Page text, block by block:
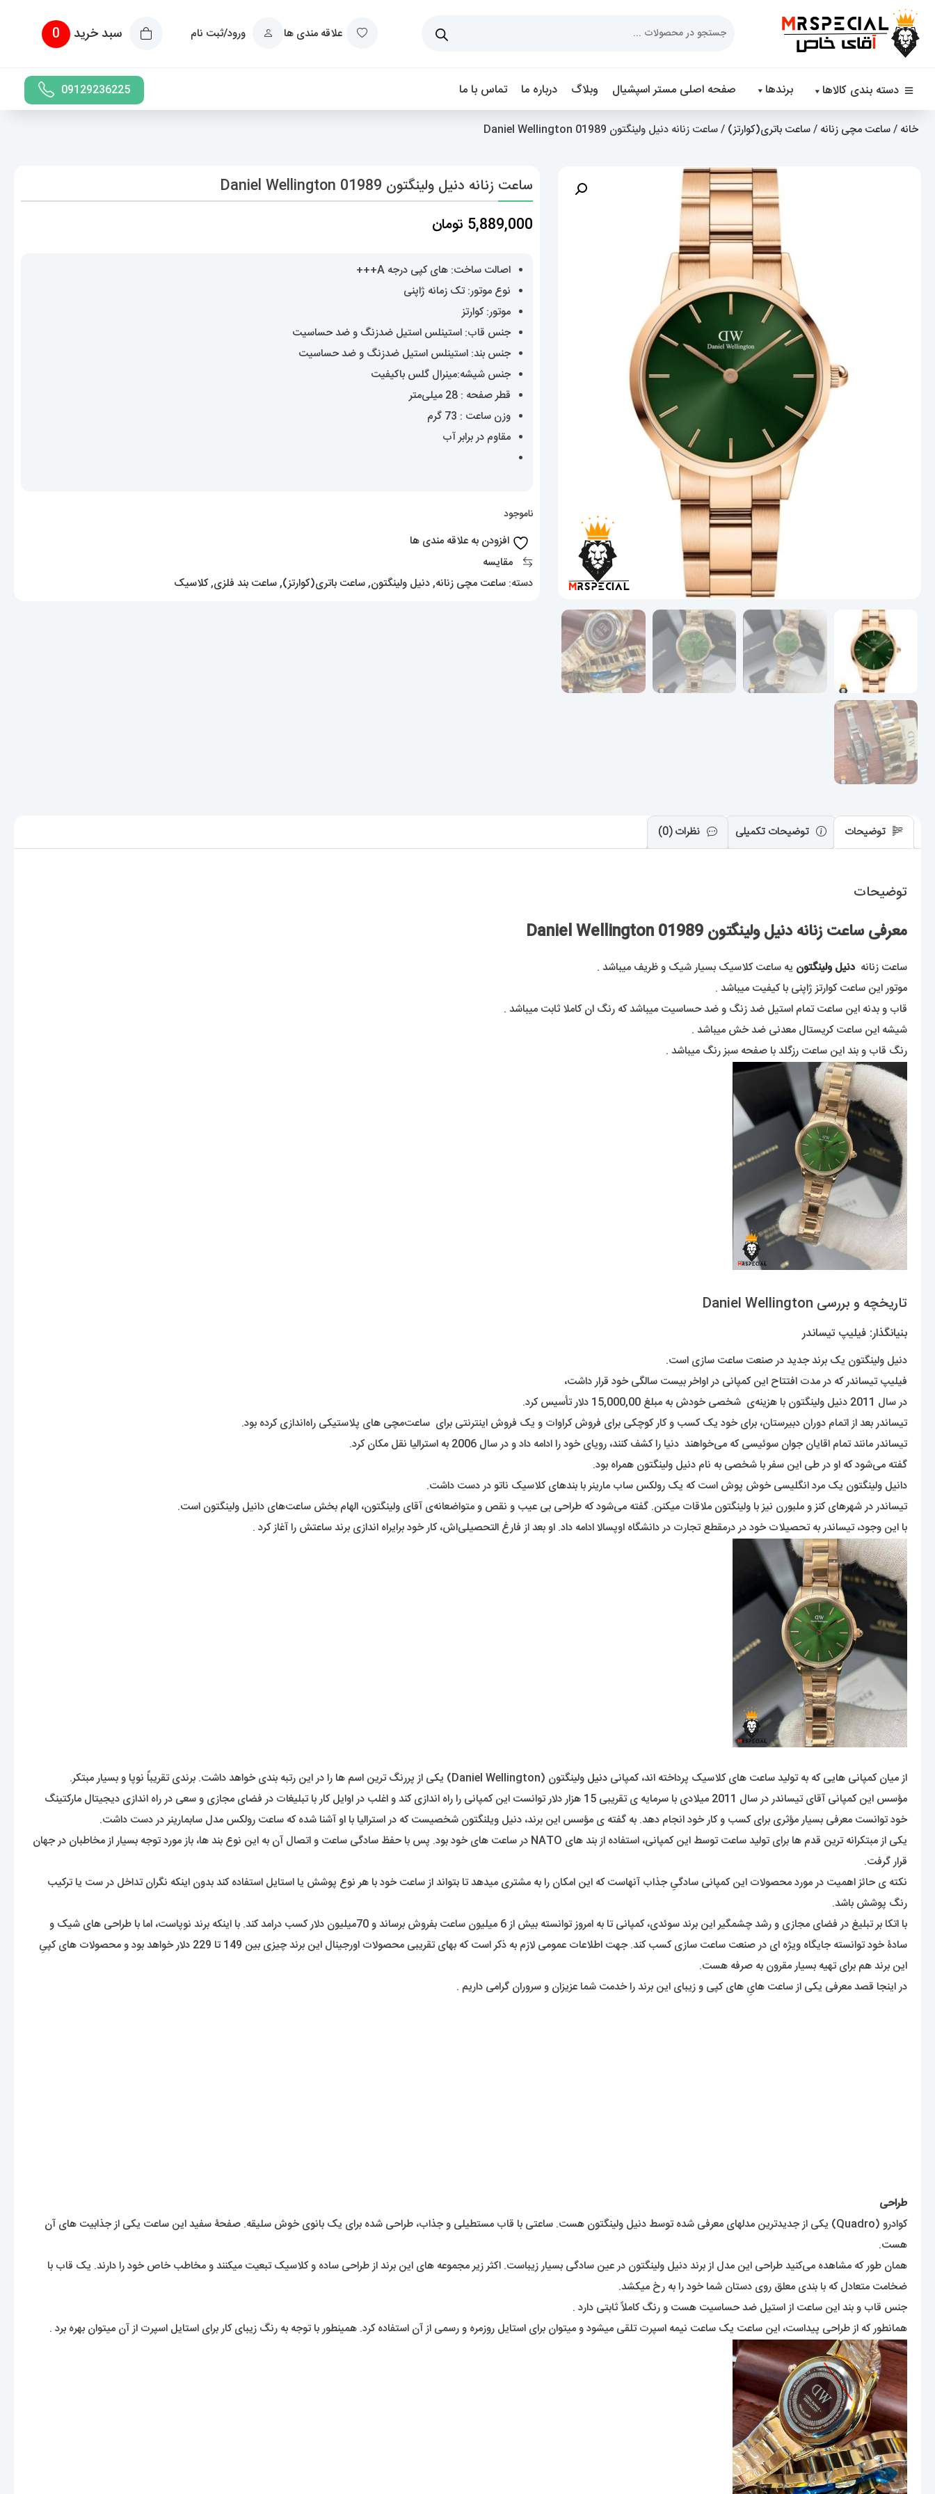
علاقه مندی ها ورود/ثبت نام سبد خرید 0
دسته بندی کالاها برندها صفحه اصلی مستر اسپشیال وبلاگ درباره ما تماس با ما 09129236225
خانه /ساعت مچی زنانه /ساعت باتری(کوارتز) / ساعت زنانه دنیل ولینگتون Daniel Wellington 01989
ساعت زنانه دنیل ولینگتون Daniel Wellington 01989
5,889,000 تومان
اصالت ساخت: های کپی درجه A+++
نوع موتور: تک زمانه ژاپنی
موتور: کوارتز
جنس قاب: استینلس استیل ضدزنگ و ضد حساسیت
جنس بند: استینلس استیل ضدزنگ و ضد حساسیت
جنس شیشه:مینرال گلس باکیفیت
قطر صفحه : 28 میلی‌متر
وزن ساعت : 73 گرم
مقاوم در برابر آب
ناموجود
افزودن به علاقه مندی ها
مقایسه
دسته: ساعت مچی زنانه,دنیل ولینگتون,ساعت باتری(کوارتز),ساعت بند فلزی,کلاسیک
توضیحات توضیحات تکمیلی نظرات (0)
توضیحات
معرفی ساعت زنانه دنیل ولینگتون Daniel Wellington 01989
ساعت زنانه دنیل ولینگتون یه ساعت کلاسیک بسیار شیک و ظریف میباشد .
موتور این ساعت کوارتز ژاپنی با کیفیت میباشد .
قاب و بدنه این ساعت تمام استیل ضد زنگ و ضد حساسیت میباشد که رنگ ان کاملا ثابت میباشد .
شیشه این ساعت کریستال معدنی ضد خش میباشد .
رنگ قاب و بند این ساعت رزگلد با صفحه سبز رنگ میباشد .
تاریخچه و بررسی Daniel Wellington
بنیانگذار: فیلیپ تیساندر
دنیل ولینگتون یک برند جدید در صنعت ساعت سازی است.
فیلیپ تیساندر که در مدت افتتاح این کمپانی در اواخر بیست سالگی خود قرار داشت،
در سال 2011 دنیل ولینگتون با هزینه‌ی شخصی خودش به مبلغ 15,000,00 دلار تأسیس کرد.
تیساندر بعد از اتمام دوران دبیرستان، برای خود یک کسب و کار کوچکی برای فروش کراوات و یک فروش اینترنتی برای ساعت‌مچی های پلاستیکی راه‌اندازی کرده بود.
تیساندر مانند تمام اقایان جوان سوئیسی که می‌خواهند دنیا را کشف کنند، رویای خود را ادامه داد و در سال 2006 به استرالیا نقل مکان کرد.
گفته می‌شود که او در طی این سفر با شخصی به نام دنیل ولینگتون همراه بود.
دانیل ولینگتون یک مرد انگلیسی خوش پوش است که یک رولکس ساب مارینر با بندهای کلاسیک ناتو در دست داشت.
تیساندر در شهرهای کنز و ملبورن نیز با ولینگتون ملاقات میکنن. گفته می‌شود که طراحی بی عیب و نقص و متواضعانه‌ی آقای ولینگتون، الهام بخش ساعت‌های دانیل ولینگتون است.
با این وجود، تیساندر به تحصیلات خود در درمقطع تجارت در دانشگاه اوپسالا ادامه داد. او بعد از فارغ التحصیلی‌اش، کار خود برایراه اندازی برند ساعتش را آغاز کرد .
از میان کمپانی هایی که به تولید ساعت های کلاسیک پرداخته اند، کمپانی دنیل ولینگتون (Daniel Wellington) یکی از پررنگ ترین اسم ها را در این رتبه بندی خواهد داشت. برندی تقریباً نوپا و بسیار مبتکر.
مؤسس این کمپانی آقای تیساندر در سال 2011 میلادی با سرمایه ی تقریبی 15 هزار دلار توانست این کمپانی را راه اندازی کند و اغلب در اوایل کار با تبلیغات در فضای مجازی و سعی در راه اندازی دیجیتال مارکتینگ
خود توانست معرفی بسیار مؤثری برای کسب و کار خود انجام دهد. به گفته ی مؤسس این برند، دنیل ویلنگتون شخصیست که در استرالیا با او آشنا شده که ساعت رولکس مدل سابمارینر در دست داشت.
یکی از مبتکرانه ترین قدم ها برای تولید ساعت توسط این کمپانی، استفاده از بند های NATO در ساعت های خود بود. پس با حفظ سادگی ساعت و اتصال آن به این نوع بند ها، باز مورد توجه بسیار از مخاطبان در جهان
قرار گرفت.
نکته ی حائز اهمیت در مورد محصولات این کمپانی سادگیِ جذاب آنهاست که این امکان را به مشتری میدهد تا بتواند از ساعت خود با هر نوع پوشش یا استایل استفاده کند بدون اینکه نگران تداخل در ست یا ترکیب
رنگ پوشش باشد.
با اتکا بر تبلیغ در فضای مجازی و رشد چشمگیر این برند سوئدی، کمپانی تا به امروز توانسته بیش از 6 میلیون ساعت بفروش برساند و 70میلیون دلار کسب درامد کند. با اینکه برند نوپاست، اما با طراحی های شیک و
سادۀ خود توانسته جایگاه ویژه ای در صنعت ساعت سازی کسب کند. جهت اطلاعات عمومی لازم به ذکر است که بهای تقریبی محصولات اورجینال این برند چیزی بین 149 تا 229 دلار خواهد بود و محصولات های کپیِ
این برند هم برای تهیه بسیار مقرون به صرفه هست.
در اینجا قصد معرفی یکی از ساعت هایِ های کپی و زیبای این برند را خدمت شما عزیزان و سروران گرامی داریم .
کوادرو (Quadro) یکی از جدیدترین مدلهای معرفی شده توسط دنیل ولینگتون هست. ساعتی با قاب مستطیلی و جذاب، طراحی شده برای یک بانوی خوش سلیقه. صفحۀ سفید این ساعت یکی از جذابیت های آن
هست.
همان طور که مشاهده می‌کنید طراحی این مدل از برند دنیل ولینگتون در عین سادگی بسیار زیباست. اکثر زیر مجموعه های این برند از طراحی ساده و کلاسیک تبعیت میکنند و مخاطب خاص خود را دارند. یک قاب با
ضخامت متعادل که با بندی معلق روی دستان شما خود را به رخ میکشد.
جنس قاب و بند این ساعت از استیل ضد حساسیت هست و رنگ کاملاً ثابتی دارد .
همانطور که از طراحی پیداست، این ساعت یک ساعت نیمه اسپرت تلقی میشود و میتوان برای استایل روزمره و رسمی از آن استفاده کرد. همینطور با توجه به رنگ زیبای کار برای استایل اسپرت از آن میتوان بهره برد .